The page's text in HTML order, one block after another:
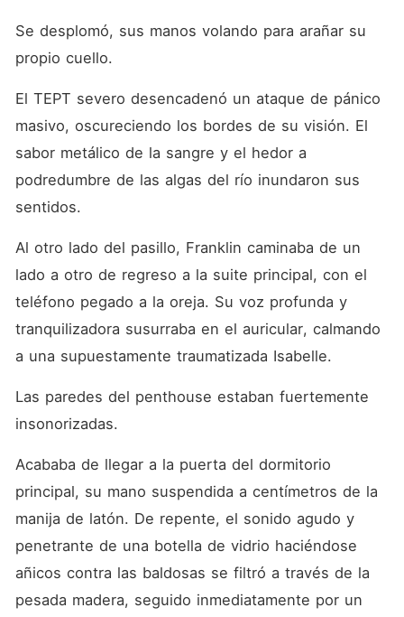
Se desplomó, sus manos volando para arañar su
propio cuello.
El TEPT severo desencadenó un ataque de pánico
masivo, oscureciendo los bordes de su visión. El
sabor metálico de la sangre y el hedor a
podredumbre de las algas del río inundaron sus
sentidos.
Al otro lado del pasillo, Franklin caminaba de un
lado a otro de regreso a la suite principal, con el
teléfono pegado a la oreja. Su voz profunda y
tranquilizadora susurraba en el auricular, calmando
a una supuestamente traumatizada Isabelle.
Las paredes del penthouse estaban fuertemente
insonorizadas.
Acababa de llegar a la puerta del dormitorio
principal, su mano suspendida a centímetros de la
manija de latón. De repente, el sonido agudo y
penetrante de una botella de vidrio haciéndose
añicos contra las baldosas se filtró a través de la
pesada madera, seguido inmediatamente por un